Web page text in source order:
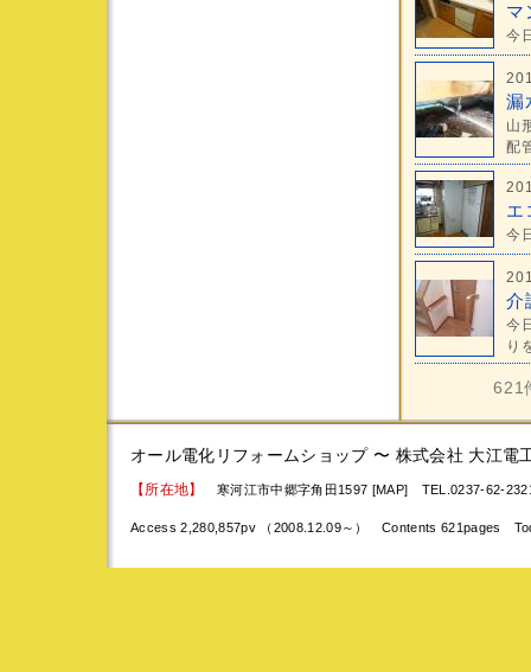
マ
今
漏
山
配
エ
今
介
今
り
621
オール電化リフォームショップ 〜 株式会社 大江電
【所在地】 寒河江市中郷字角田1597 [MAP] TEL.0237-62-
Access 2,280,857pv （2008.12.09～） Contents 621pages